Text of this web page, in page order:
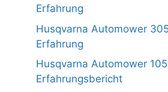
Erfahrung
Husqvarna Automower
Erfahrung
Husqvarna Automower
Erfahrungsbericht